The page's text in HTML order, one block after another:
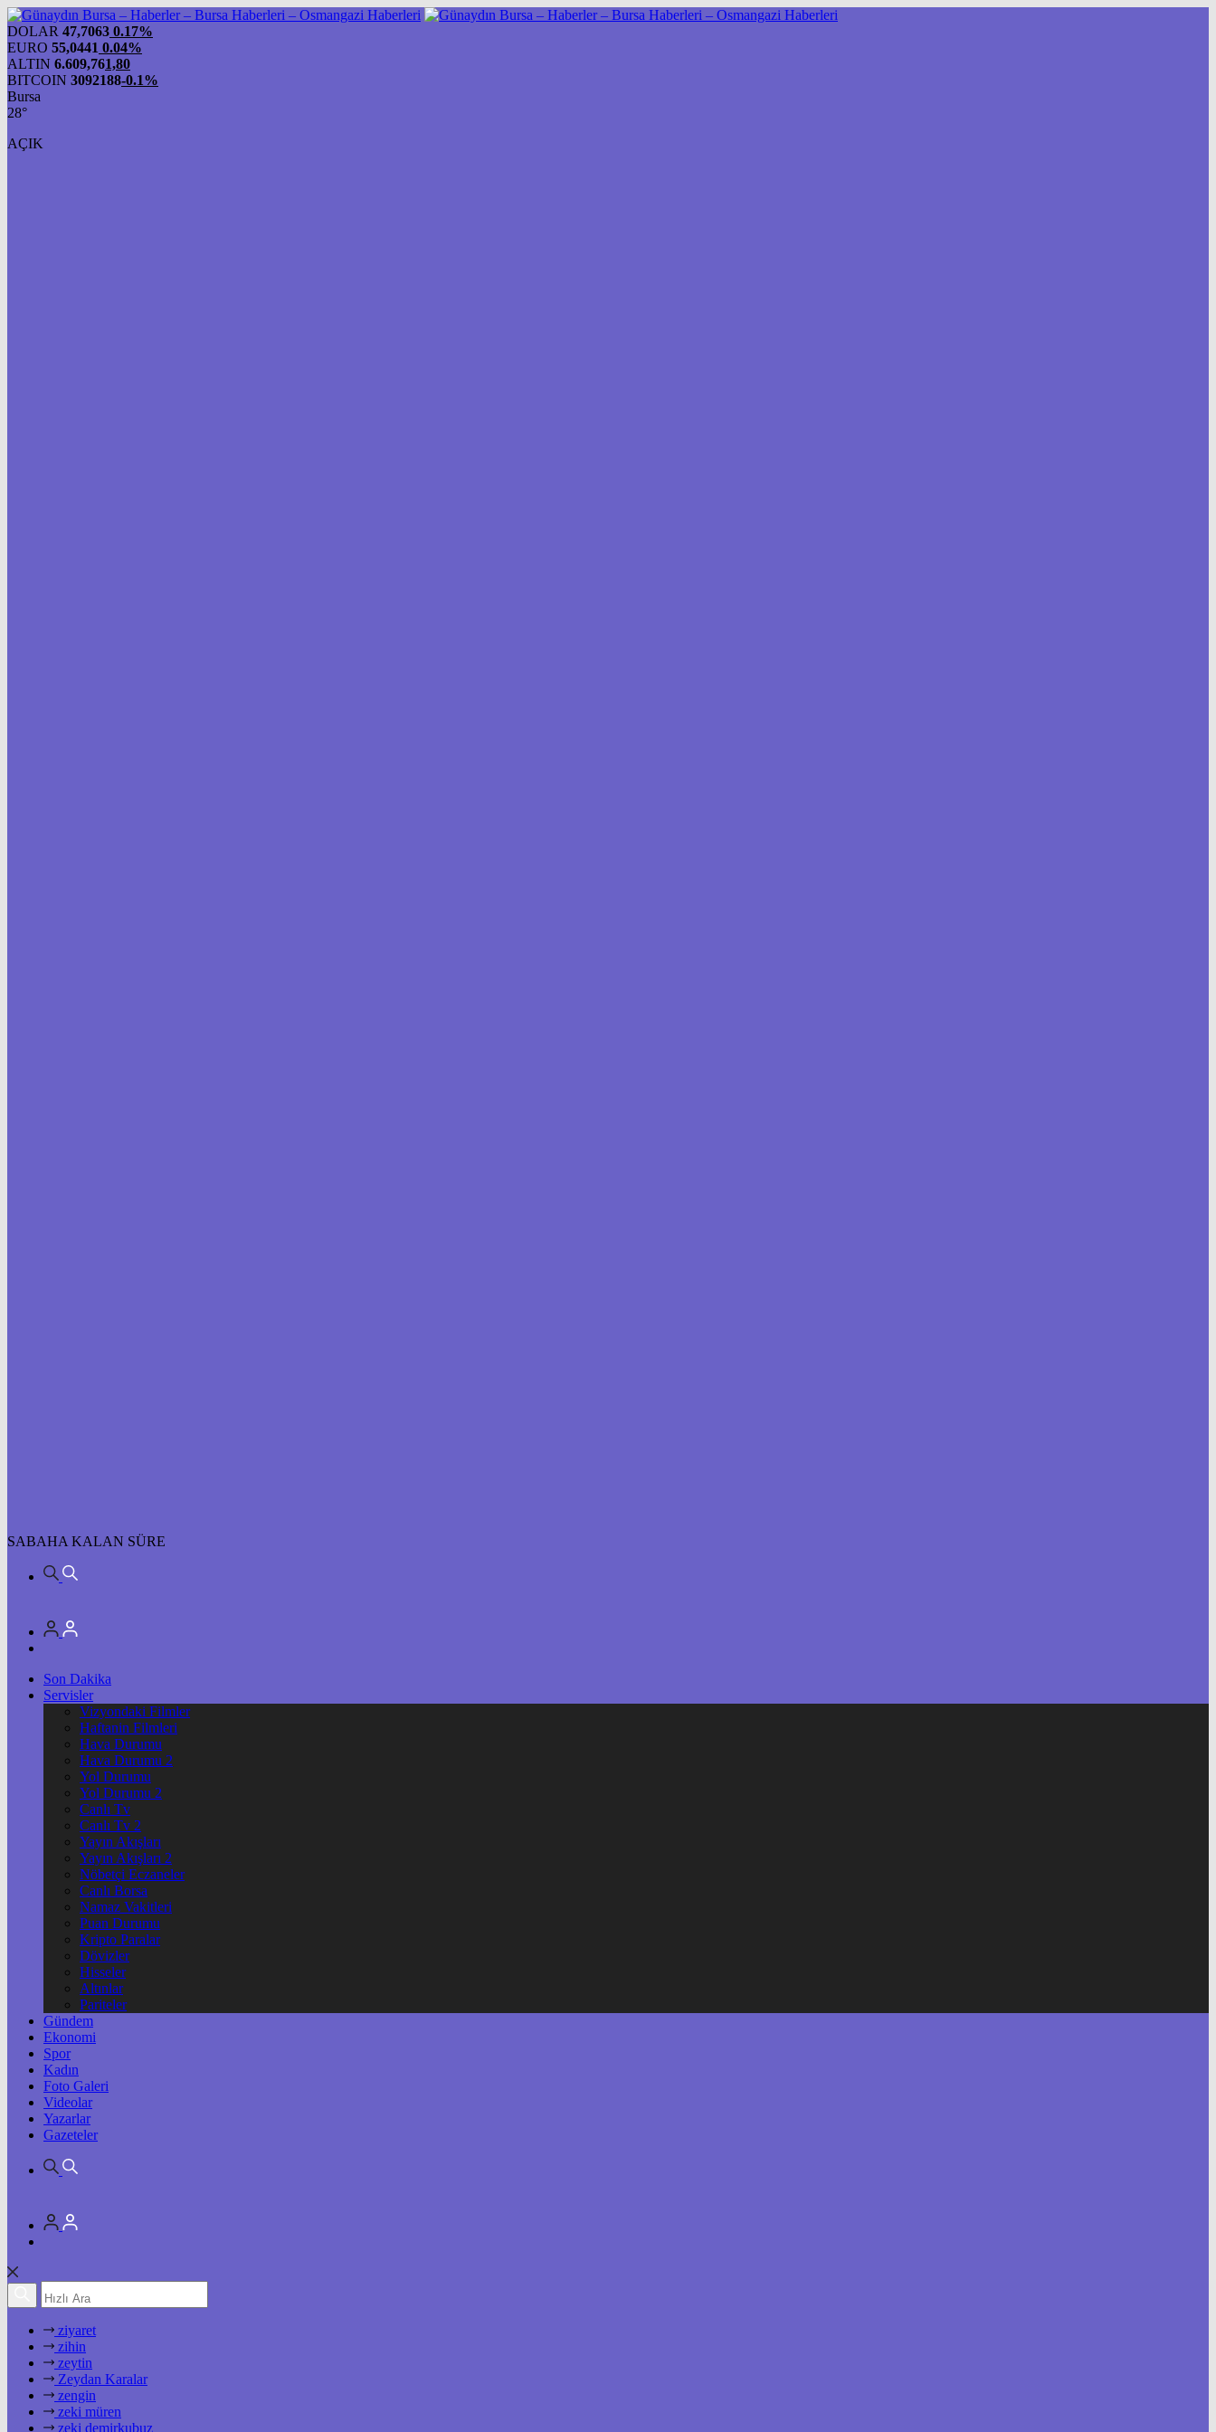
DOLAR 47,7063 0.17%
EURO 55,0441 0.04%
ALTIN 6.609,761,80
BITCOIN 3092188-0.1%
Bursa
28°
AÇIK
SABAHA KALAN SÜRE
Son Dakika
Servisler
Vizyondaki Filmler
Haftanin Filmleri
Hava Durumu
Hava Durumu 2
Yol Durumu
Yol Durumu 2
Canlı Tv
Canlı Tv 2
Yayın Akışları
Yayın Akışları 2
Nöbetçi Eczaneler
Canlı Borsa
Namaz Vakitleri
Puan Durumu
Kripto Paralar
Dövizler
Hisseler
Altınlar
Pariteler
Gündem
Ekonomi
Spor
Kadın
Foto Galeri
Videolar
Yazarlar
Gazeteler
ziyaret
zihin
zeytin
Zeydan Karalar
zengin
zeki müren
zeki demirkubuz